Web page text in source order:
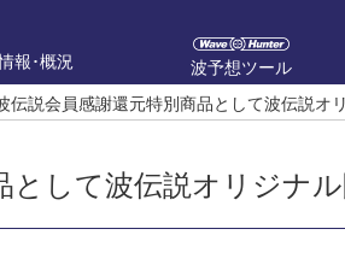
報･概況
波予想ツール
伝説会員感謝還元特別商品として波伝説オ
として波伝説オリジナ